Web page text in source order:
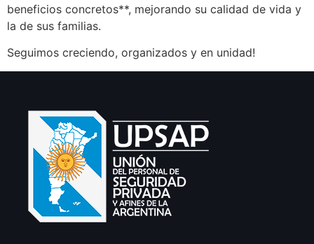
beneficios concretos**, mejorando su calidad de vida y
la de sus familias.
Seguimos creciendo, organizados y en unidad!